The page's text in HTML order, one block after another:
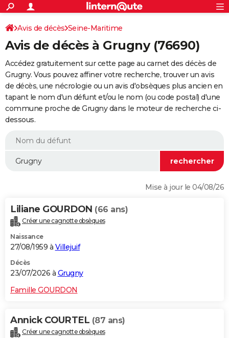
ACTUALITÉS
Politique
Société
Faits Divers
Education
Monde
Villes
+
SPORT
Coupe du monde 2026
Football
Tennis
Cyclisme
Rugby
Forum
Programme TV
TNT
Streaming
Cinéma
Sorties cinéma
Musique
+
FINANCE
Retraite
Epargne
Immobilier
Risques naturels par ville
Assurance
AUTO
Essais
Réserver un essai
Citadines
Berlines
SUV
Forum auto
+
HIGH-TECH
BRICOLAGE
WEEK-END
Alimentation
Guide de la santé
Maladies
Médicaments
Sommeil
VOYAGE
Destinations
City break
Voyage nature
Voyage de noces
Forum
Climat
+PHOTO
GUIDES D'ACHAT
Carte de Noël
Carte Bonne année
Carte Saint-Valentin
Carte Pâques
Carte d'anniversaire
DICTIONNAIRE
S'inscrire
Connexion
Avis de décès Seine-Maritime
Avis de décès à Grugny (76690)
Accédez gratuitement sur cette page au carnet des décès de
Grugny. Vous pouvez affiner votre recherche, trouver un avis
de décès, une nécrologie ou un avis d'obsèques plus ancien en
tapant le nom d'un défunt et/ou le nom (ou code postal) d'une
commune proche de Grugny dans le moteur de recherche ci-
dessous.
Mise à jour le 04/08/26
Liliane GOURDON (66 ans)
Créer une cagnotte obsèques
Naissance
27/08/1959 à Villejuif
Décès
23/07/2026 à Grugny
Famille GOURDON
Annick COURTEL (87 ans)
Créer une cagnotte obsèques